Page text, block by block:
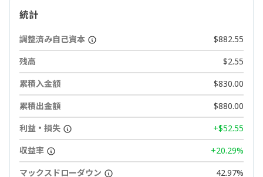
統計
調整済み自己資本
$882.55
残高
$2.55
累積入金額
$830.00
累積出金額
$880.00
利益・損失
+$52.55
収益率
+20.29%
マックスドローダウン
42.97%